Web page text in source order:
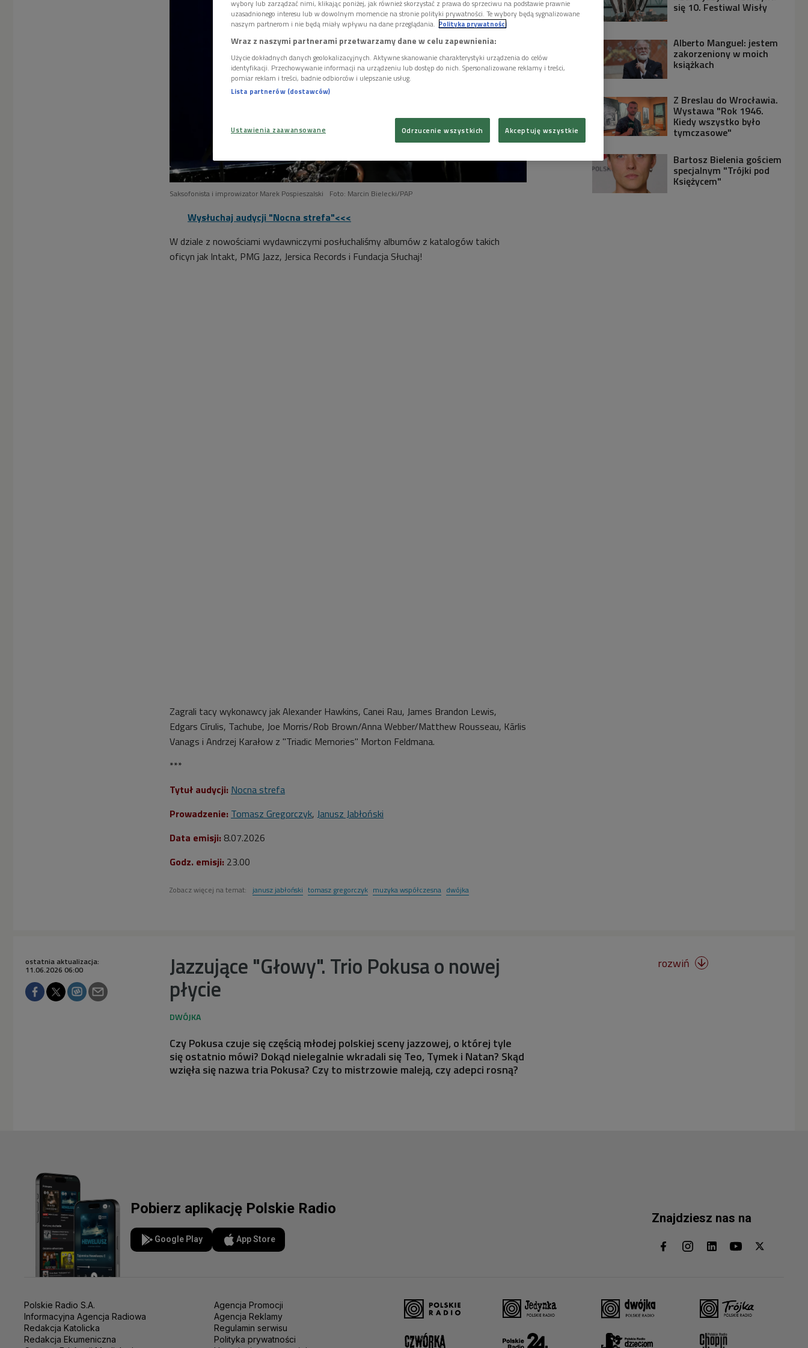
Saksofonista i improwizator Marek Pospieszalski Foto: Marcin Bielecki/PAP
Wysłuchaj audycji "Nocna strefa"<<<
W dziale z nowościami wydawniczymi posłuchaliśmy albumów z katalogów takich
oficyn jak Intakt, PMG Jazz, Jersica Records i Fundacja Słuchaj!
Zagrali tacy wykonawcy jak Alexander Hawkins, Canei Rau, James Brandon Lewis,
Edgars Cīrulis, Tachube, Joe Morris/Rob Brown/Anna Webber/Matthew Rousseau, Kārlis
Vanags i Andrzej Karałow z "Triadic Memories" Morton Feldmana.
***
Tytuł audycji: Nocna strefa
Prowadzenie: Tomasz Gregorczyk, Janusz Jabłoński
Data emisji: 8.07.2026
Godz. emisji: 23.00
Zobacz więcej na temat: janusz jabłoński tomasz gregorczyk muzyka współczesna dwójka
się 10. Festiwal Wisły
Alberto Manguel: jestem
zakorzeniony w moich
książkach
Z Breslau do Wrocławia.
Wystawa "Rok 1946.
Kiedy wszystko było
tymczasowe"
Bartosz Bielenia gościem
specjalnym "Trójki pod
Księżycem"
Jazzujące "Głowy". Trio Pokusa o nowej
płycie
ostatnia aktualizacja:
11.06.2026 06:00
Czy Pokusa czuje się częścią młodej polskiej sceny jazzowej, o której tyle
się ostatnio mówi? Dokąd nielegalnie wkradali się Teo, Tymek i Natan? Skąd
wzięła się nazwa tria Pokusa? Czy to mistrzowie maleją, czy adepci rosną?
rozwiń 
Pobierz aplikację Polskie Radio
Google Play App Store
Znajdziesz nas na
Polskie Radio S.A.
Informacyjna Agencja Radiowa
Redakcja Katolicka
Redakcja Ekumeniczna
Agencja Promocji
Agencja Reklamy
Regulamin serwisu
Polityka prywatności
wybory lub zarządzać nimi, klikając poniżej, jak również skorzystać z prawa do sprzeciwu na podstawie prawnie
uzasadnionego interesu lub w dowolnym momencie na stronie polityki prywatności. Te wybory będą sygnalizowane
naszym partnerom i nie będą miały wpływu na dane przeglądania. Polityka prywatności
Wraz z naszymi partnerami przetwarzamy dane w celu zapewnienia:
Użycie dokładnych danych geolokalizacyjnych. Aktywne skanowanie charakterystyki urządzenia do celów
identyfikacji. Przechowywanie informacji na urządzeniu lub dostęp do nich. Spersonalizowane reklamy i treści,
pomiar reklam i treści, badnie odbiorców i ulepszanie usług.
Lista partnerów (dostawców)
Ustawienia zaawansowane Odrzucenie wszystkich Akceptuję wszystkie